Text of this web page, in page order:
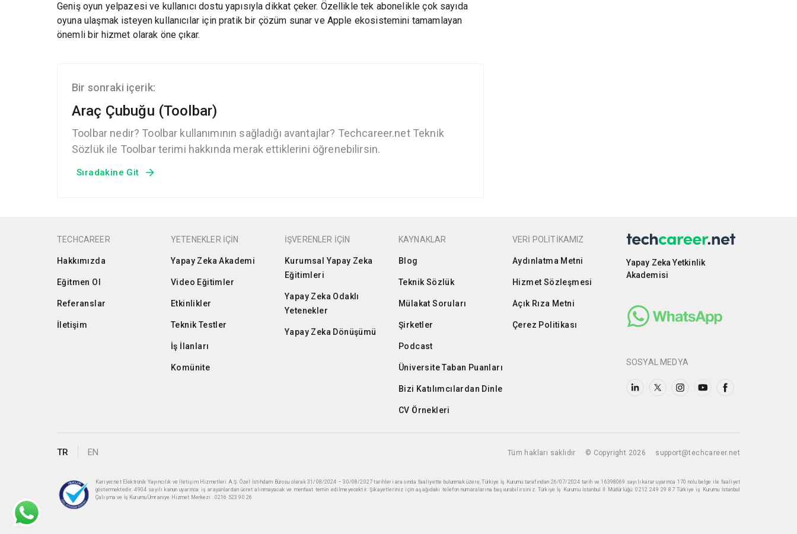
Geniş oyun yelpazesi ve kullanıcı dostu yapısıyla dikkat çeker. Özellikle tek abonelikle çok sayıda
oyuna ulaşmak isteyen kullanıcılar için pratik bir çözüm sunar ve Apple ekosistemini tamamlayan
önemli bir hizmet olarak öne çıkar.
Bir sonraki içerik:
Araç Çubuğu (Toolbar)
Toolbar nedir? Toolbar kullanımının sağladığı avantajlar? Techcareer.net Teknik
Sözlük ile Toolbar terimi hakkında merak ettiklerini öğrenebilirsin.
Sıradakine Git
TECHCAREER
Hakkımızda
Eğitmen Ol
Referanslar
İletişim
YETENEKLER İÇİN
Yapay Zeka Akademi
Video Eğitimler
Etkinlikler
Teknik Testler
İş İlanları
Komünite
İŞVERENLER İÇİN
Kurumsal Yapay Zeka
Eğitimleri
Yapay Zeka Odaklı
Yetenekler
Yapay Zeka Dönüşümü
KAYNAKLAR
Blog
Teknik Sözlük
Mülakat Soruları
Şirketler
Podcast
Üniversite Taban Puanları
Bizi Katılımcılardan Dinle
CV Örnekleri
VERİ POLİTİKAMIZ
Aydınlatma Metni
Hizmet Sözleşmesi
Açık Rıza Metni
Çerez Politikası
Yapay Zeka Yetkinlik
Akademisi
SOSYAL MEDYA
TR EN Tüm hakları saklıdır © Copyright 2026 support@techcareer.net
Kariyer.net Elektronik Yayıncılık ve İletişim Hizmetleri A.Ş. Özel İstihdam Bürosu olarak 31/08/2024 – 30/08/2027 tarihleri arasında faaliyette bulunmak üzere, Türkiye İş Kurumu tarafından 26/07/2024 tarih ve 16398069 sayılı karar uyarınca 170 nolu belge ile faaliyet
göstermektedir. 4904 sayılı kanun uyarınca iş arayanlardan ücret alınmayacak ve menfaat temin edilmeyecektir. Şikayetleriniz için aşağıdaki telefon numaralarına başvurabilirsiniz. Türkiye İş Kurumu İstanbul İl Müdürlüğü: 0212 249 29 87 Türkiye iş Kurumu İstanbul
Çalışma ve İş Kurumu Ümraniye Hizmet Merkezi : 0216 523 90 26